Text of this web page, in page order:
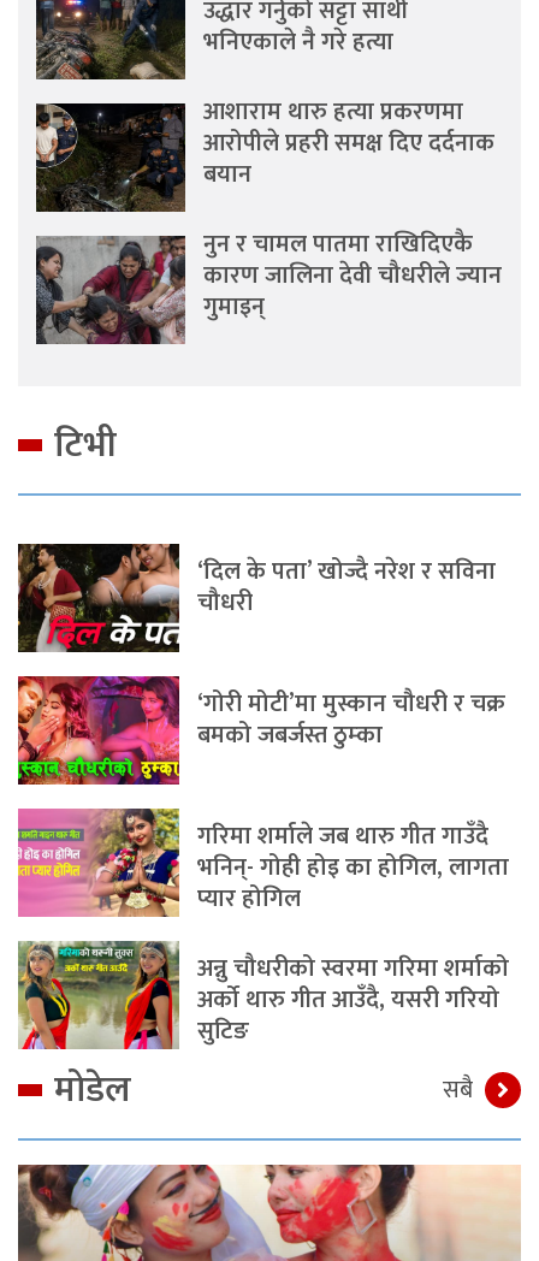
उद्धार गर्नुको सट्टा साथी
भनिएकाले नै गरे हत्या
आशाराम थारु हत्या प्रकरणमा
आरोपीले प्रहरी समक्ष दिए दर्दनाक
बयान
नुन र चामल पातमा राखिदिएकै
कारण जालिना देवी चौधरीले ज्यान
गुमाइन्
टिभी
‘दिल के पता’ खोज्दै नरेश र सविना
चौधरी
‘गोरी मोटी’मा मुस्कान चौधरी र चक्र
बमको जबर्जस्त ठुम्का
गरिमा शर्माले जब थारु गीत गाउँदै
भनिन्- गोही होइ का होगिल, लागता
प्यार होगिल
अन्नु चौधरीको स्वरमा गरिमा शर्माको
अर्को थारु गीत आउँदै, यसरी गरियो
सुटिङ
मोडेल सबै